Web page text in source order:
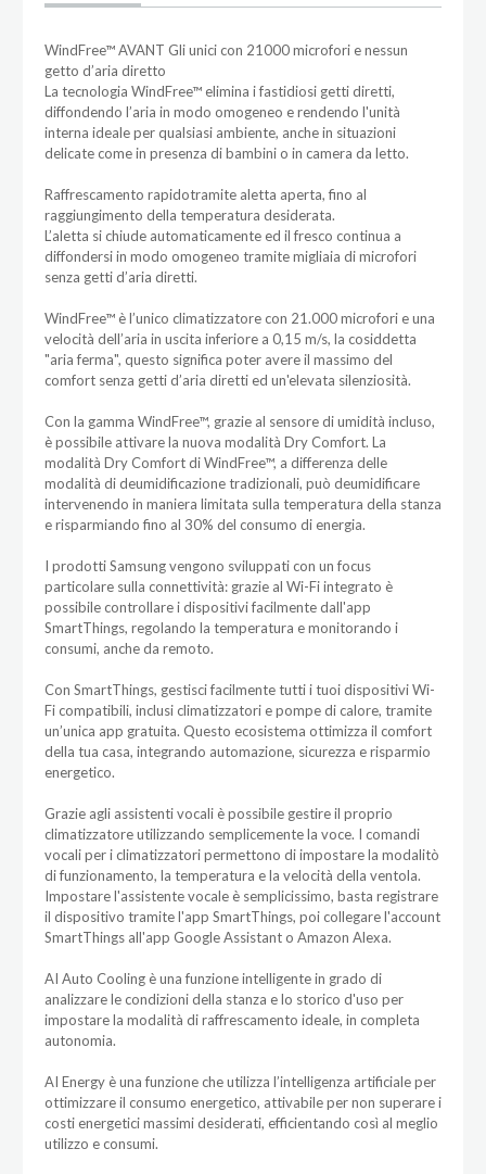
WindFree™ AVANT Gli unici con 21000 microfori e nessun
getto d’aria diretto
La tecnologia WindFree™ elimina i fastidiosi getti diretti,
diffondendo l’aria in modo omogeneo e rendendo l'unità
interna ideale per qualsiasi ambiente, anche in situazioni
delicate come in presenza di bambini o in camera da letto.
Raffrescamento rapidotramite aletta aperta, fino al
raggiungimento della temperatura desiderata.
L’aletta si chiude automaticamente ed il fresco continua a
diffondersi in modo omogeneo tramite migliaia di microfori
senza getti d’aria diretti.
WindFree™ è l’unico climatizzatore con 21.000 microfori e una
velocità dell’aria in uscita inferiore a 0,15 m/s, la cosiddetta
"aria ferma", questo significa poter avere il massimo del
comfort senza getti d’aria diretti ed un'elevata silenziosità.
Con la gamma WindFree™, grazie al sensore di umidità incluso,
è possibile attivare la nuova modalità Dry Comfort. La
modalità Dry Comfort di WindFree™, a differenza delle
modalità di deumidificazione tradizionali, può deumidificare
intervenendo in maniera limitata sulla temperatura della stanza
e risparmiando fino al 30% del consumo di energia.
I prodotti Samsung vengono sviluppati con un focus
particolare sulla connettività: grazie al Wi-Fi integrato è
possibile controllare i dispositivi facilmente dall'app
SmartThings, regolando la temperatura e monitorando i
consumi, anche da remoto.
Con SmartThings, gestisci facilmente tutti i tuoi dispositivi Wi-
Fi compatibili, inclusi climatizzatori e pompe di calore, tramite
un’unica app gratuita. Questo ecosistema ottimizza il comfort
della tua casa, integrando automazione, sicurezza e risparmio
energetico.
Grazie agli assistenti vocali è possibile gestire il proprio
climatizzatore utilizzando semplicemente la voce. I comandi
vocali per i climatizzatori permettono di impostare la modalitò
di funzionamento, la temperatura e la velocità della ventola.
Impostare l'assistente vocale è semplicissimo, basta registrare
il dispositivo tramite l'app SmartThings, poi collegare l'account
SmartThings all'app Google Assistant o Amazon Alexa.
AI Auto Cooling è una funzione intelligente in grado di
analizzare le condizioni della stanza e lo storico d'uso per
impostare la modalità di raffrescamento ideale, in completa
autonomia.
AI Energy è una funzione che utilizza l’intelligenza artificiale per
ottimizzare il consumo energetico, attivabile per non superare i
costi energetici massimi desiderati, efficientando così al meglio
utilizzo e consumi.